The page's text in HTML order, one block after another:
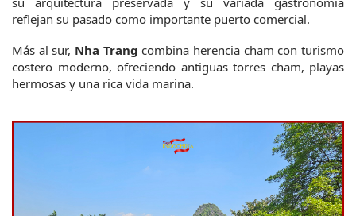
reflejan su pasado como importante puerto comercial.
Más al sur, Nha Trang combina herencia cham con turismo
costero moderno, ofreciendo antiguas torres cham, playas
hermosas y una rica vida marina.